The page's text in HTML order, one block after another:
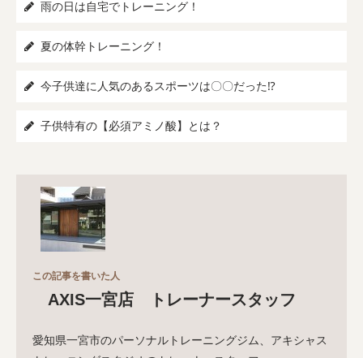
雨の日は自宅でトレーニング！
夏の体幹トレーニング！
今子供達に人気のあるスポーツは〇〇だった⁉️
子供特有の【必須アミノ酸】とは？
この記事を書いた人
AXIS一宮店 トレーナースタッフ
愛知県一宮市のパーソナルトレーニングジム、アキシャス